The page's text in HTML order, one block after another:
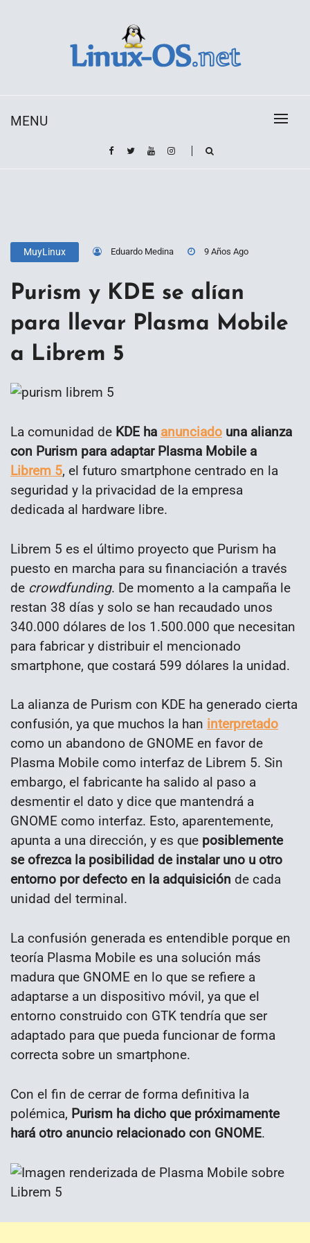
MENU
MuyLinux Eduardo Medina 9 Años Ago
Purism y KDE se alían
para llevar Plasma Mobile
a Librem 5
La comunidad de KDE ha anunciado una alianza
con Purism para adaptar Plasma Mobile a
Librem 5, el futuro smartphone centrado en la
seguridad y la privacidad de la empresa
dedicada al hardware libre.
Librem 5 es el último proyecto que Purism ha
puesto en marcha para su financiación a través
de crowdfunding. De momento a la campaña le
restan 38 días y solo se han recaudado unos
340.000 dólares de los 1.500.000 que necesitan
para fabricar y distribuir el mencionado
smartphone, que costará 599 dólares la unidad.
La alianza de Purism con KDE ha generado cierta
confusión, ya que muchos la han interpretado
como un abandono de GNOME en favor de
Plasma Mobile como interfaz de Librem 5. Sin
embargo, el fabricante ha salido al paso a
desmentir el dato y dice que mantendrá a
GNOME como interfaz. Esto, aparentemente,
apunta a una dirección, y es que posiblemente
se ofrezca la posibilidad de instalar uno u otro
entorno por defecto en la adquisición de cada
unidad del terminal.
La confusión generada es entendible porque en
teoría Plasma Mobile es una solución más
madura que GNOME en lo que se refiere a
adaptarse a un dispositivo móvil, ya que el
entorno construido con GTK tendría que ser
adaptado para que pueda funcionar de forma
correcta sobre un smartphone.
Con el fin de cerrar de forma definitiva la
polémica, Purism ha dicho que próximamente
hará otro anuncio relacionado con GNOME.